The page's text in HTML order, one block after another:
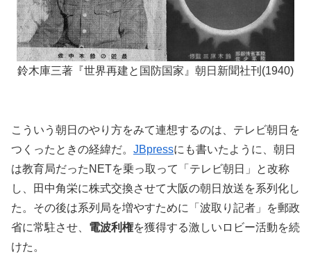
鈴木庫三著『世界再建と国防国家』朝日新聞社刊(1940)
こういう朝日のやり方をみて連想するのは、テレビ朝日を
つくったときの経緯だ。 JBpressにも書いたように、朝日
は教育局だったNETを乗っ取って「テレビ朝日」と改称
し、田中角栄に株式交換させて大阪の朝日放送を系列化し
た。その後は系列局を増やすために「波取り記者」を郵政
省に常駐させ、 電波利権を獲得する激しいロビー活動を続
けた。